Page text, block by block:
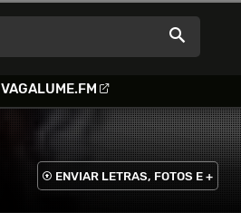
VAGALUME.FM
ENVIAR LETRAS, FOTOS E +